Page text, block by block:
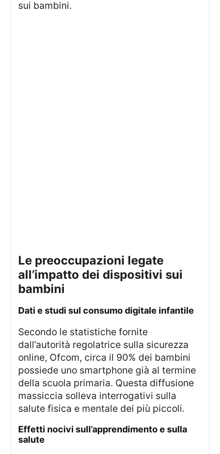
sui bambini.
le preoccupazioni legate
all’impatto dei dispositivi sui
bambini
dati e studi sul consumo digitale infantile
Secondo le statistiche fornite
dall’autorità regolatrice sulla sicurezza
online, Ofcom, circa il 90% dei bambini
possiede uno smartphone già al termine
della scuola primaria. Questa diffusione
massiccia solleva interrogativi sulla
salute fisica e mentale dei più piccoli.
effetti nocivi sull’apprendimento e sulla
salute